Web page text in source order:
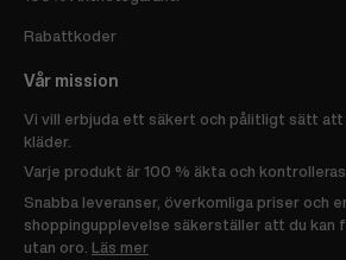
Rabattkoder
Vår mission
Vi vill erbjuda ett säkert och pålitligt sätt att
kläder.
Varje produkt är 100 % äkta och
Snabba leveranser, överkomliga priser och
shoppingupplevelse säkerställer att du kan
utan oro. Läs mer